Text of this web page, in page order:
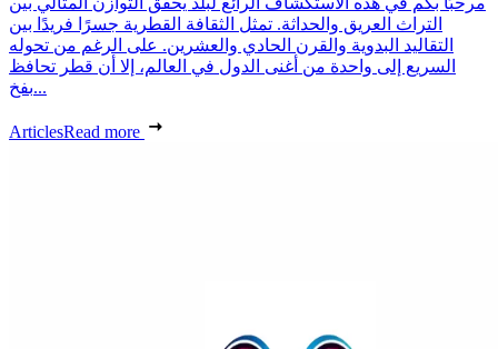
التراث العريق والحداثة. تمثل الثقافة القطرية جسرًا فريدًا بين
التقاليد البدوية والقرن الحادي والعشرين. على الرغم من تحوله
السريع إلى واحدة من أغنى الدول في العالم، إلا أن قطر تحافظ
بفخ...
ArticlesRead more